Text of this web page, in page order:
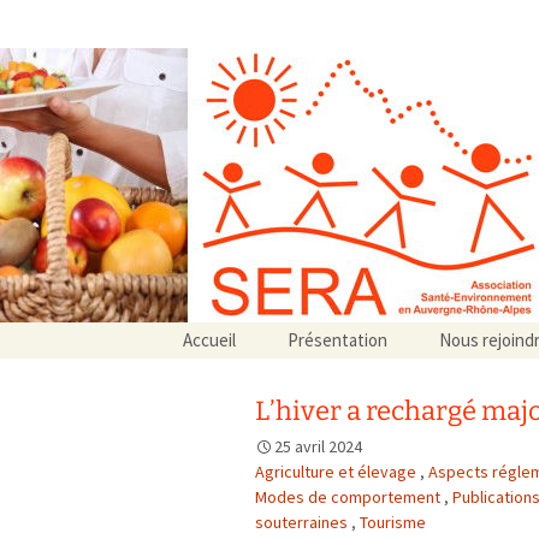
Aller
au
Accueil Présentation
Associations partenaires
Associations adhérentes
Nous
L’hiver a rechargé
25 avril 2024
Agriculture et élevage , Aspects
Modes de comportement ,
souterraines , Tourisme